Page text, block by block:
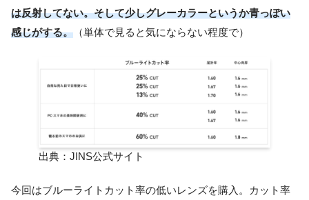
は反射してない。そして少しグレーカラーというか青っぽい
感じがする。 （単体で見ると気にならない程度で）
出典：JINS公式サイト
今回はブルーライトカット率の低いレンズを購入。カット率